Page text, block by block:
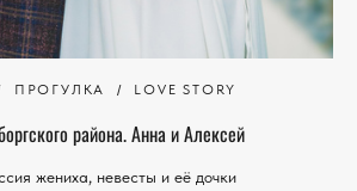
ПРОГУЛКА LOVE STORY
района. Анна и Алексей
жениха, невесты и её дочки